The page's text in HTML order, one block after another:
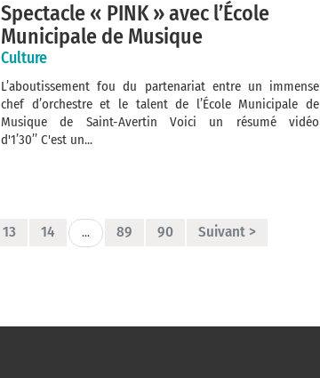
Spectacle « PINK » avec l’École
Municipale de Musique
Culture
L’aboutissement fou du partenariat entre un immense
chef d’orchestre et le talent de l’École Municipale de
Musique de Saint-Avertin Voici un résumé vidéo
d'1’30’’ C'est un...
13 14 ... 89 90 Suivant >